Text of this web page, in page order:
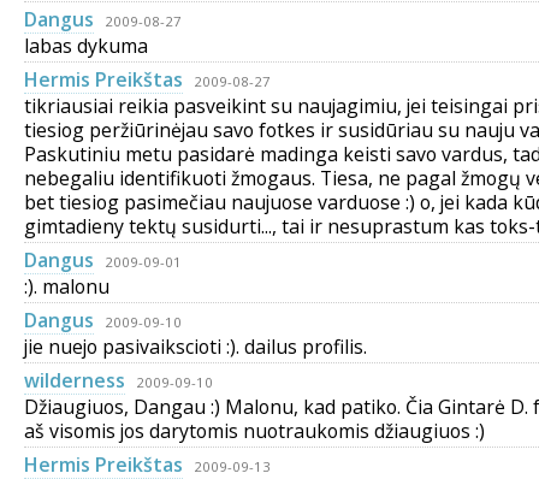
Dangus
2009-08-27
labas dykuma
Hermis Preikštas
2009-08-27
tikriausiai reikia pasveikint su naujagimiu, jei teisingai
tiesiog peržiūrinėjau savo fotkes ir susidūriau su nauju
Paskutiniu metu pasidarė madinga keisti savo vardus,
nebegaliu identifikuoti žmogaus. Tiesa, ne pagal žmogų
bet tiesiog pasimečiau naujuose varduose :) o, jei kada
gimtadieny tektų susidurti..., tai ir nesuprastum kas toks-
Dangus
2009-09-01
:). malonu
Dangus
2009-09-10
jie nuejo pasivaikscioti :). dailus profilis.
wilderness
2009-09-10
Džiaugiuos, Dangau :) Malonu, kad patiko. Čia Gintarė
aš visomis jos darytomis nuotraukomis džiaugiuos :)
Hermis Preikštas
2009-09-13